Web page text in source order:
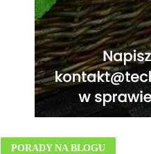
PORADY NA BLOGU